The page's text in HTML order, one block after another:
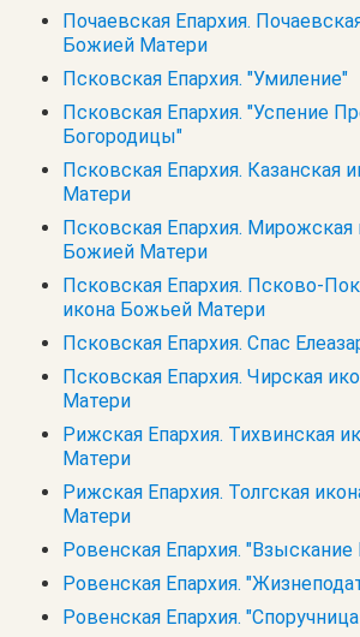
Почаевская Епархия.
Божией Матери
Псковская Епархия. "Умиление"
Псковская Епархия. "Успение
Богородицы"
Псковская Епархия. Казанская
Матери
Псковская Епархия. Мирожская
Божией Матери
Псковская Епархия. Псково-
икона Божьей Матери
Псковская Епархия. Спас
Псковская Епархия. Чирская
Матери
Рижская Епархия. Тихвинская
Матери
Рижская Епархия. Толгская
Матери
Ровенская Епархия.
Ровенская Епархия.
Ровенская Епархия.